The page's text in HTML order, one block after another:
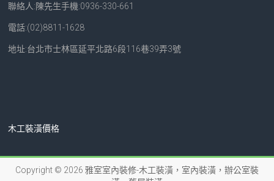
聯絡人:陳先生手機:0936-330-661
電話:(02)8811-1628
地址:台北市士林區延平北路6段116巷39弄3號
木工裝潢價格
Copyright © 2026 雅室室內裝修-木工裝潢，室內裝潢，辦公室裝